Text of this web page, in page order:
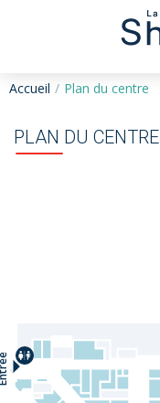
Accueil Plan du centre
PLAN DU CENTRE